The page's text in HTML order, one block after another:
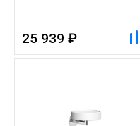
25 939 ₽